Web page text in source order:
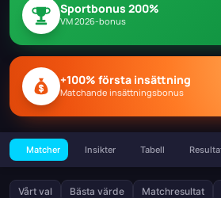
Sportbonus 200%
VM 2026-bonus
+100% första insättning
Matchande insättningsbonus
Matcher Insikter Tabell
Vårt val Bästa värde Matchresultat